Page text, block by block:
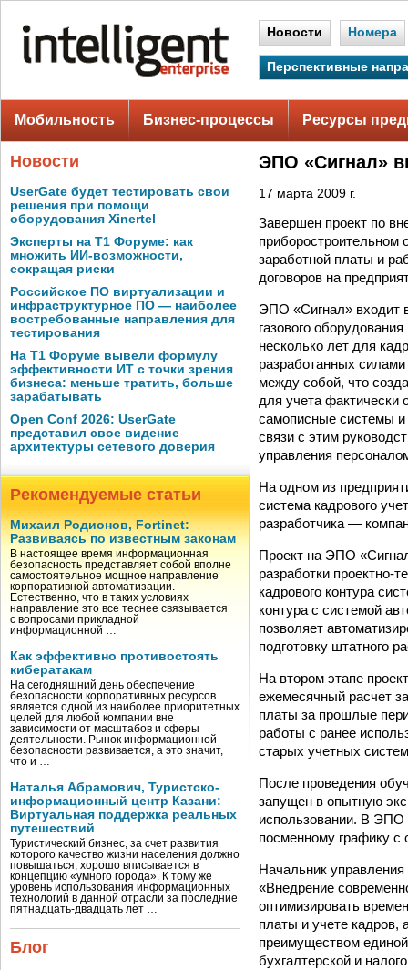
Новости Номера
Перспективные
Мобильность Бизнес-процессы Ресурсы
Новости
UserGate будет тестировать свои
решения при помощи
оборудования Xinertel
Эксперты на Т1 Форуме: как
множить ИИ-возможности,
сокращая риски
Российское ПО виртуализации и
инфраструктурное ПО — наиболее
востребованные направления для
тестирования
На Т1 Форуме вывели формулу
эффективности ИТ с точки зрения
бизнеса: меньше тратить, больше
зарабатывать
Open Conf 2026: UserGate
представил свое видение
архитектуры сетевого доверия
Рекомендуемые статьи
Михаил Родионов, Fortinet:
Развиваясь по известным законам
В настоящее время информационная
безопасность представляет собой вполне
самостоятельное мощное направление
корпоративной автоматизации.
Естественно, что в таких условиях
направление это все теснее связывается
с вопросами прикладной
информационной …
Как эффективно противостоять
кибератакам
На сегодняшний день обеспечение
безопасности корпоративных ресурсов
является одной из наиболее приоритетных
целей для любой компании вне
зависимости от масштабов и сферы
деятельности. Рынок информационной
безопасности развивается, а это значит,
что и …
Наталья Абрамович, Туристско-
информационный центр Казани:
Виртуальная поддержка реальных
путешествий
Туристический бизнес, за счет развития
которого качество жизни населения должно
повышаться, хорошо вписывается в
концепцию «умного города». К тому же
уровень использования информационных
технологий в данной отрасли за последние
пятнадцать-двадцать лет …
Блог
ЭПО «Сигнал»
17 марта 2009 г.
Завершен проект по
приборостроительном
заработной платы и
договоров на
ЭПО «Сигнал» входит
газового
несколько лет для
разработанных
между собой, что
для учета фактически
самописные системы и
связи с этим
управления
На одном из
система кадрового
разработчика —
Проект на ЭПО
разработки проектно-
кадрового контура
контура с системой
позволяет
подготовку штатного
На втором этапе
ежемесячный расчет
платы за прошлые
работы с ранее
старых учетных
После проведения
запущен в опытную
использовании. В ЭПО
посменному графику с
Начальник
«Внедрение
оптимизировать
платы и учете
преимуществом
бухгалтерской и